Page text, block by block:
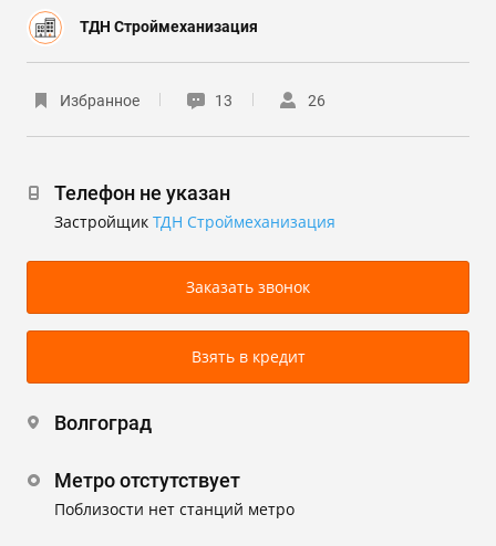
ТДН Строймеханизация
Избранное 13 26
Телефон не указан
Застройщик ТДН Строймеханизация
Заказать звонок
Взять в кредит
Волгоград
Метро отстутствует
Поблизости нет станций метро